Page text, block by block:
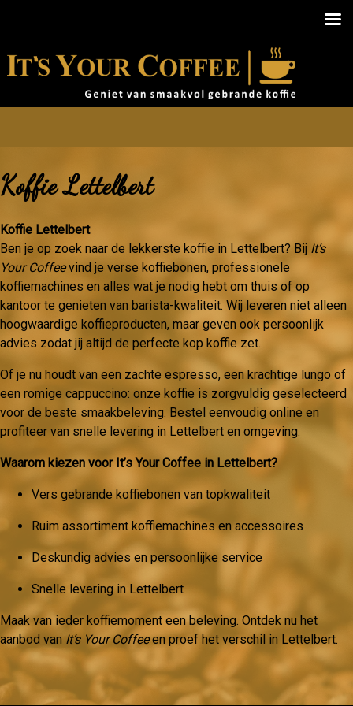
Koffie Lettelbert
Koffie Lettelbert
Ben je op zoek naar de lekkerste koffie in Lettelbert? Bij It’s
Your Coffeevind je verse koffiebonen, professionele
koffiemachines en alles wat je nodig hebt om thuis of op
kantoor te genieten van barista-kwaliteit. Wij leveren niet alleen
hoogwaardige koffieproducten, maar geven ook persoonlijk
advies zodat jij altijd de perfecte kop koffie zet.
Of je nu houdt van een zachte espresso, een krachtige lungo of
een romige cappuccino: onze koffie is zorgvuldig geselecteerd
voor de beste smaakbeleving. Bestel eenvoudig online en
profiteer van snelle levering in Lettelbert en omgeving.
Waarom kiezen voor It’s Your Coffee in Lettelbert?
Vers gebrande koffiebonen van topkwaliteit
Ruim assortiment koffiemachines en accessoires
Deskundig advies en persoonlijke service
Snelle levering in Lettelbert
Maak van ieder koffiemoment een beleving. Ontdek nu het
aanbod van It’s Your Coffeeen proef het verschil in Lettelbert.